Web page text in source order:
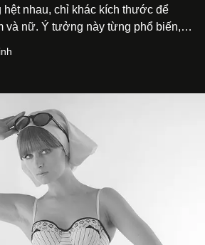
hệt nhau, chỉ khác kích thước để
và nữ. Ý tưởng này từng phổ biến,
tạm biết hai phiên bản nam nữ
đồng nhất tuyệt đối. Họ để những
màu nối liền hai thiết kế, dù mỗi
linh hồn riêng.